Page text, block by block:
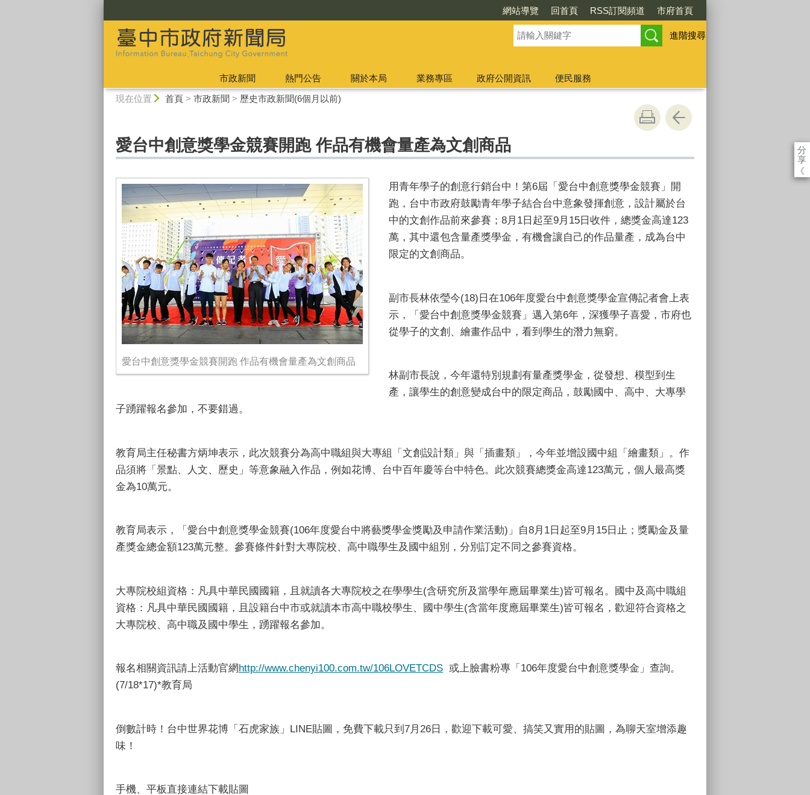
網站導覽 回首頁 RSS訂閱頻道 市府首頁
進階搜尋
市政新聞 熱門公告 關於本局 業務專區 政府公開資訊
便民服務
現在位置 首頁> 市政新聞 > 歷史市政新聞(6個月以前)
分
享
《
愛台中創意獎學金競賽開跑 作品有機會量產為文創商品
愛台中創意獎學金競賽開跑 作品有機會量產為文創商品
用青年學子的創意行銷台中！第6屆「愛台中創意獎學金競賽」開
跑，台中市政府鼓勵青年學子結合台中意象發揮創意，設計屬於台
中的文創作品前來參賽；8月1日起至9月15日收件，總獎金高達123
萬，其中還包含量產獎學金，有機會讓自己的作品量產，成為台中
限定的文創商品。
副市長林依瑩今(18)日在106年度愛台中創意獎學金宣傳記者會上表
示，「愛台中創意獎學金競賽」邁入第6年，深獲學子喜愛，市府也
從學子的文創、繪畫作品中，看到學生的潛力無窮。
林副市長說，今年還特別規劃有量產獎學金，從發想、模型到生
產，讓學生的創意變成台中的限定商品，鼓勵國中、高中、大專學
子踴躍報名參加，不要錯過。
教育局主任秘書方炳坤表示，此次競賽分為高中職組與大專組「文創設計類」與「插畫類」，今年並增設國中組「繪畫類」。作
品須將「景點、人文、歷史」等意象融入作品，例如花博、台中百年慶等台中特色。此次競賽總獎金高達123萬元，個人最高獎
金為10萬元。
教育局表示，「愛台中創意獎學金競賽(106年度愛台中將藝獎學金獎勵及申請作業活動)」自8月1日起至9月15日止；獎勵金及量
產獎金總金額123萬元整。參賽條件針對大專院校、高中職學生及國中組別，分別訂定不同之參賽資格。
大專院校組資格：凡具中華民國國籍，且就讀各大專院校之在學學生(含研究所及當學年應屆畢業生)皆可報名。國中及高中職組
資格：凡具中華民國國籍，且設籍台中市或就讀本市高中職校學生、國中學生(含當年度應屆畢業生)皆可報名，歡迎符合資格之
大專院校、高中職及國中學生，踴躍報名參加。
報名相關資訊請上活動官網http://www.chenyi100.com.tw/106LOVETCDS 或上臉書粉專「106年度愛台中創意獎學金」查詢。
(7/18*17)*教育局
倒數計時！台中世界花博「石虎家族」LINE貼圖，免費下載只到7月26日，歡迎下載可愛、搞笑又實用的貼圖，為聊天室增添趣
味！
手機、平板直接連結下載貼圖